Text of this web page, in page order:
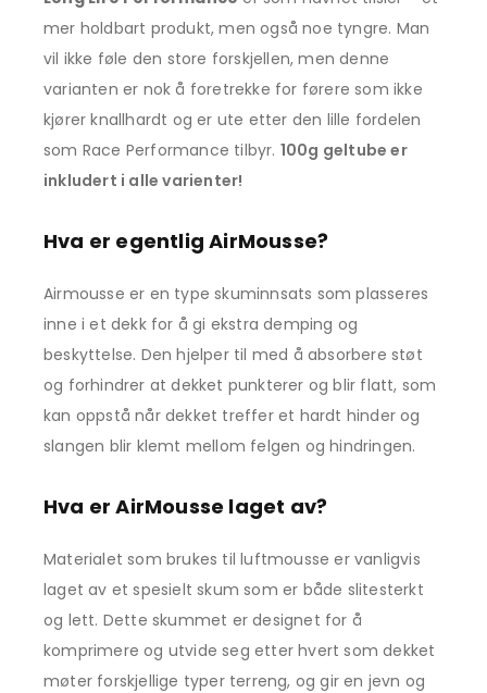
mer holdbart produkt, men også noe tyngre. Man
vil ikke føle den store forskjellen, men denne
varianten er nok å foretrekke for førere som ikke
kjører knallhardt og er ute etter den lille fordelen
som Race Performance tilbyr. 100g geltube er
inkludert i alle varienter!
Hva er egentlig AirMousse?
Airmousse er en type skuminnsats som plasseres
inne i et dekk for å gi ekstra demping og
beskyttelse. Den hjelper til med å absorbere støt
og forhindrer at dekket punkterer og blir flatt, som
kan oppstå når dekket treffer et hardt hinder og
slangen blir klemt mellom felgen og hindringen.
Hva er AirMousse laget av?
Materialet som brukes til luftmousse er vanligvis
laget av et spesielt skum som er både slitesterkt
og lett. Dette skummet er designet for å
komprimere og utvide seg etter hvert som dekket
møter forskjellige typer terreng, og gir en jevn og